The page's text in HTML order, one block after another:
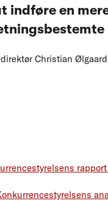
indføre en
Christian